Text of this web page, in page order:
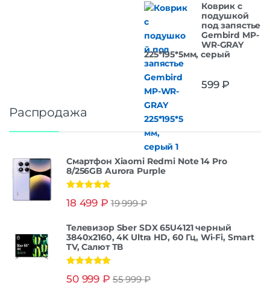
Коврик с
подушкой
под запястье
Gembird MP-
WR-GRAY
225*195*5мм, серый
599₽
Распродажа
Смартфон Xiaomi Redmi Note 14 Pro
8/256GB Aurora Purple
из 5
18 499 ₽ 19 999₽
Телевизор Sber SDX 65U4121 черный
3840x2160, 4K Ultra HD, 60 Гц, Wi-Fi, Smart
TV, Салют ТВ
из 5
50 999 ₽ 55 999₽